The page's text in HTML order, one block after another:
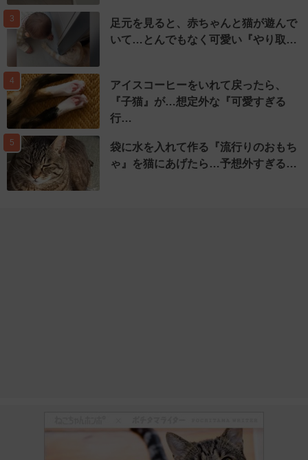
3
足元を見ると、赤ちゃんと猫が遊んで
いて…とんでもなく可愛い『やり取…
4
アイスコーヒーをいれて戻ったら、
『子猫』が…想定外な『可愛すぎる
行…
5
袋に水を入れて作る『流行りのおもち
ゃ』を猫にあげたら…予想外すぎる…